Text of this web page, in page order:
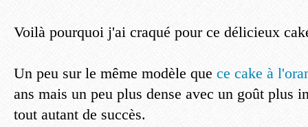
Voilà pourquoi j'ai craqué pour ce délicieux
Un peu sur le même modèle que ce cake à
ans mais un peu plus dense avec un goût plus
tout autant de succès.